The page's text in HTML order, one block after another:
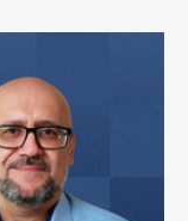
не менее,
нужной